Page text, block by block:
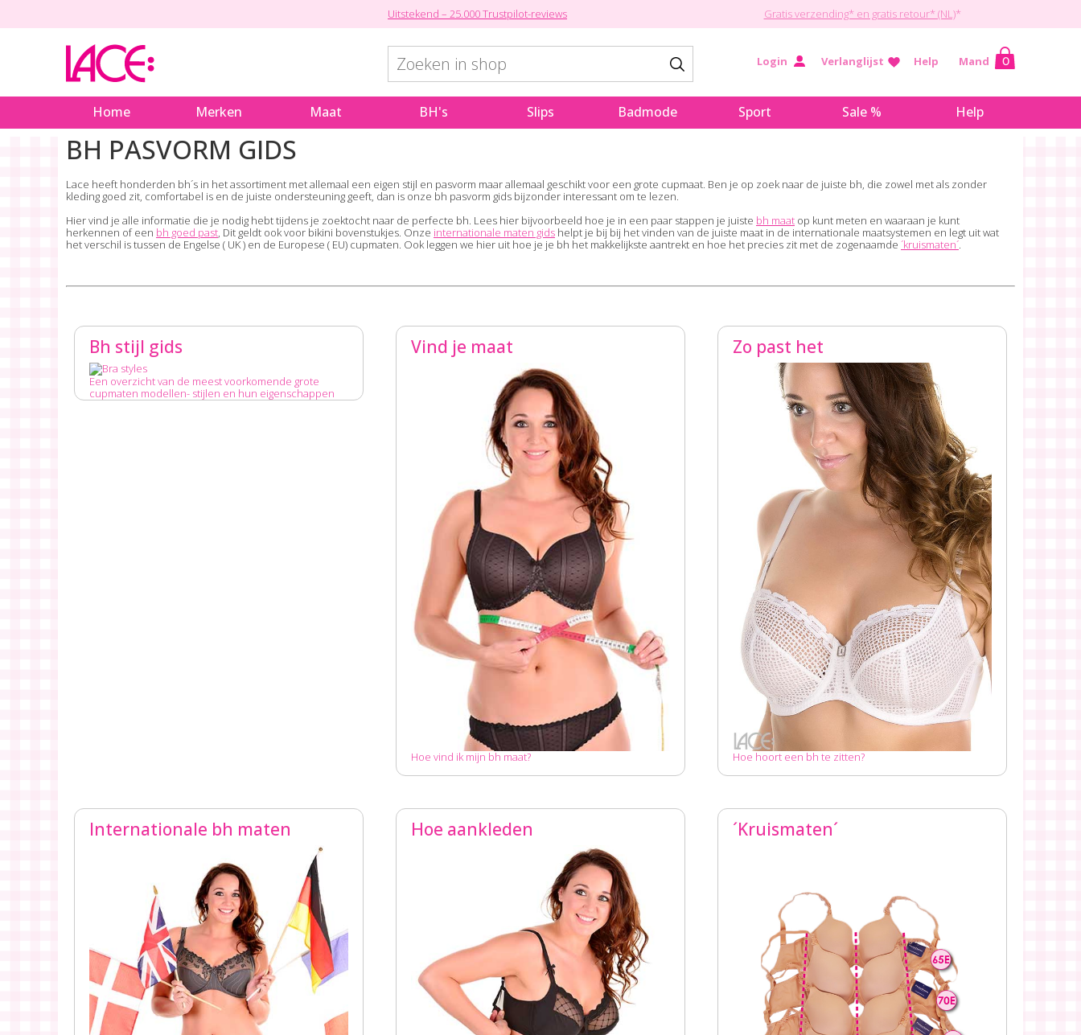
Uitstekend – 25.000 Trustpilot-reviews Gratis verzending* en gratis retour* (NL)*
Mand 0
Help
Verlanglijst
Login
Home Merken Maat BH's Slips Badmode Sport Sale % Help
BH PASVORM GIDS
Lace heeft honderden bh´s in het assortiment met allemaal een eigen stijl en pasvorm maar allemaal geschikt voor een grote cupmaat. Ben je op zoek naar de juiste bh, die zowel met als zonder
kleding goed zit, comfortabel is en de juiste ondersteuning geeft, dan is onze bh pasvorm gids bijzonder interessant om te lezen.
Hier vind je alle informatie die je nodig hebt tijdens je zoektocht naar de perfecte bh. Lees hier bijvoorbeeld hoe je in een paar stappen je juiste bh maat op kunt meten en waaraan je kunt
herkennen of een bh goed past, Dit geldt ook voor bikini bovenstukjes. Onze internationale maten gids helpt je bij bij het vinden van de juiste maat in de internationale maatsystemen en legt uit wat
het verschil is tussen de Engelse ( UK ) en de Europese ( EU) cupmaten. Ook leggen we hier uit hoe je je bh het makkelijkste aantrekt en hoe het precies zit met de zogenaamde ´kruismaten´.
Bh stijl gids
Een overzicht van de meest voorkomende grote
cupmaten modellen- stijlen en hun eigenschappen
Vind je maat
Hoe vind ik mijn bh maat?
Zo past het
Hoe hoort een bh te zitten?
Internationale bh maten Hoe aankleden ´Kruismaten´